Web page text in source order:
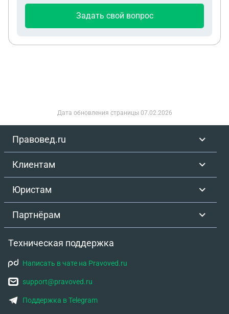
Задать свой вопрос
Дата обновления страницы 07.02.2026
Правовед.ru
Клиентам
Юристам
Партнёрам
Техническая поддержка
Написать в чате на Pravoved.ru
support@pravoved.ru
Поддержка в Telegram